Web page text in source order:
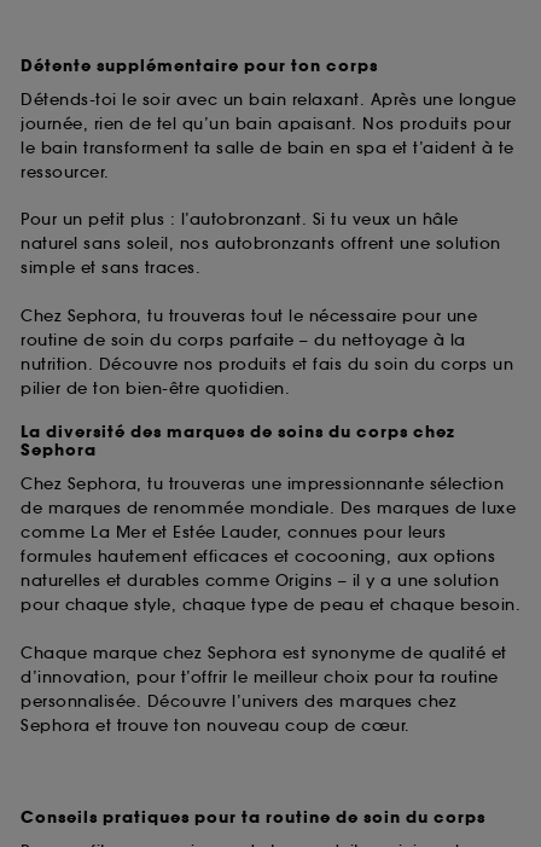
Détente supplémentaire pour ton corps
Détends-toi le soir avec un bain relaxant. Après une longue
journée, rien de tel qu’un bain apaisant. Nos produits pour
le bain transforment ta salle de bain en spa et t’aident à te
ressourcer.
Pour un petit plus : l’autobronzant. Si tu veux un hâle
naturel sans soleil, nos autobronzants offrent une solution
simple et sans traces.
Chez Sephora, tu trouveras tout le nécessaire pour une
routine de soin du corps parfaite – du nettoyage à la
nutrition. Découvre nos produits et fais du soin du corps un
pilier de ton bien-être quotidien.
La diversité des marques de soins du corps chez
Sephora
Chez Sephora, tu trouveras une impressionnante sélection
de marques de renommée mondiale. Des marques de luxe
comme La Mer et Estée Lauder, connues pour leurs
formules hautement efficaces et cocooning, aux options
naturelles et durables comme Origins – il y a une solution
pour chaque style, chaque type de peau et chaque besoin.
Chaque marque chez Sephora est synonyme de qualité et
d’innovation, pour t’offrir le meilleur choix pour ta routine
personnalisée. Découvre l’univers des marques chez
Sephora et trouve ton nouveau coup de cœur.
Conseils pratiques pour ta routine de soin du corps